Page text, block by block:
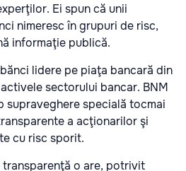
Ei spun că unii
nimeresc în grupuri de risc,
informaţie publică.
lidere pe piaţa bancară din
sectorului bancar. BNM
supraveghere specială tocmai
a acţionarilor şi
cu risc sporit.
transparenţă o are, potrivit